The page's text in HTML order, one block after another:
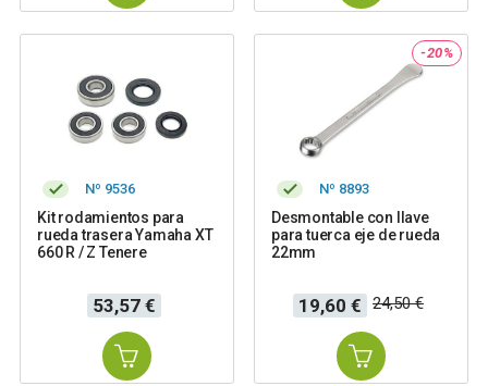
Nº 9536
Kit rodamientos para
rueda trasera Yamaha XT
660 R / Z Tenere
Precio
53,57 €
-20%
Nº 8893
Desmontable con llave
para tuerca eje de rueda
22mm
Precio
19,60 €
Precio
base
24,50 €